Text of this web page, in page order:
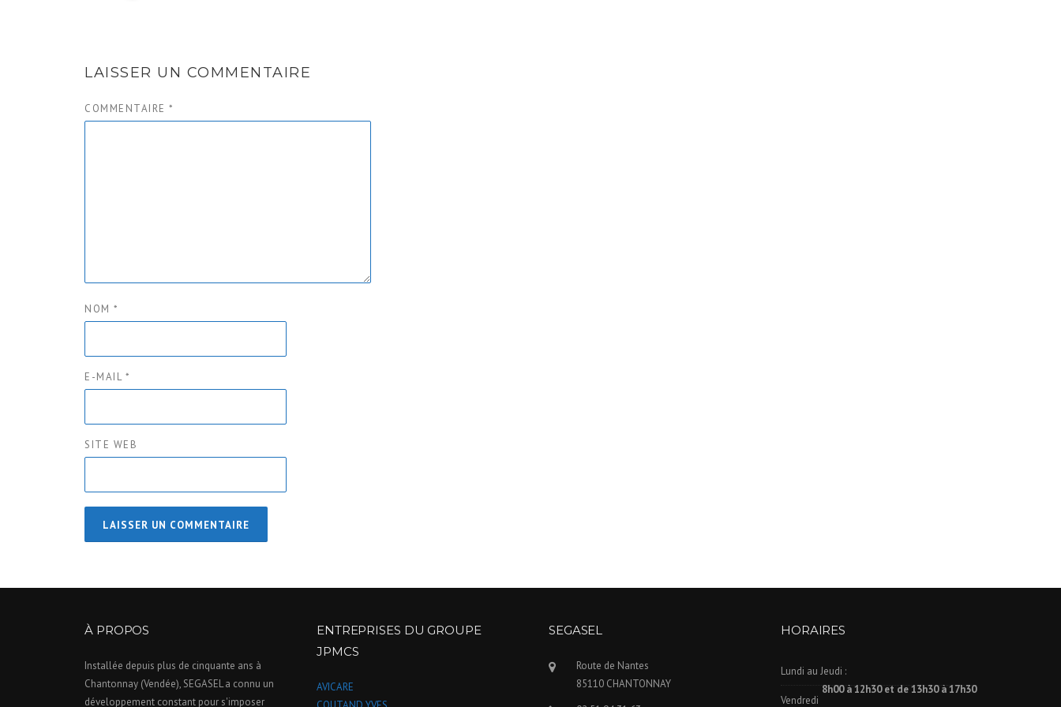
LAISSER UN COMMENTAIRE
COMMENTAIRE *
NOM *
E-MAIL *
SITE WEB
À PROPOS
Installée depuis plus de cinquante ans à
Chantonnay (Vendée), SEGASEL a connu un
développement constant pour s'imposer
ENTREPRISES DU GROUPE
JPMCS
AVICARE
SEGASEL
Route de Nantes
85110 CHANTONNAY
HORAIRES
Lundi au Jeudi :
8h00 à 12h30 et de 13h30 à 17h30
Vendredi